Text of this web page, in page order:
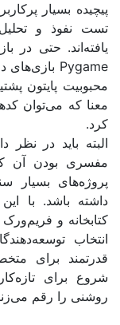
پرکاربرد است.
و تحلیل داده‌های
حتی در بازی‌سازی
بازی‌های دوبعدی و
پشتیبانی از
کدهای آن را
در نظر داشت که
آن کمتر از
بسیار سنگین
با این حال،
و فریم‌ورک آماده
قرار
برای متخصصان
تازه‌کارها
رقم می‌زند .